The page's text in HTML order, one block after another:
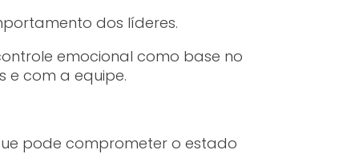
dos líderes.
emocional como base no
e com a equipe.
pode comprometer o estado